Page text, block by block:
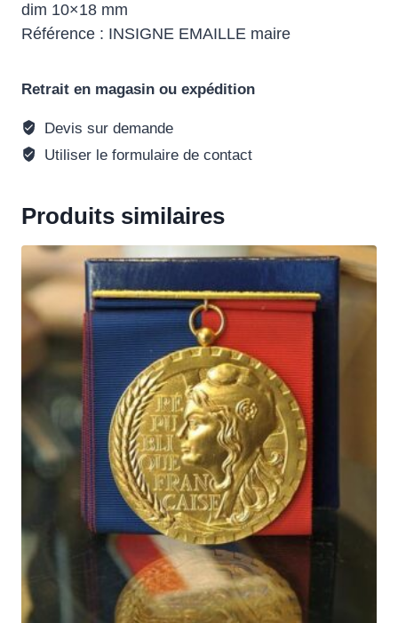
dim 10×18 mm
Référence : INSIGNE EMAILLE maire
Retrait en magasin ou expédition
Devis sur demande
Utiliser le formulaire de contact
Produits similaires